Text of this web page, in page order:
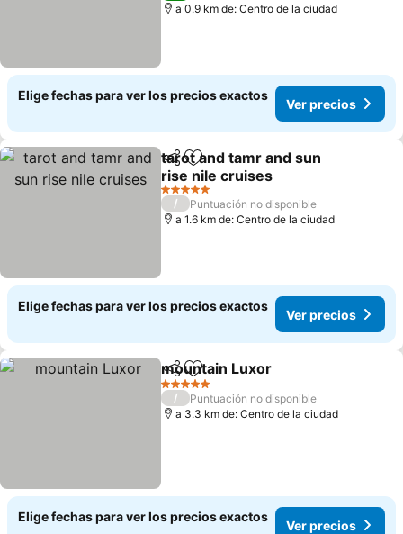
a 0.9 km de: Centro de la ciudad
Elige fechas para ver los precios exactos
Ver precios
CompartirAgregar a favoritos
tarot and tamr and sun
rise nile cruises
Ver precios
5 Estrellas
/
Puntuación no disponible
a 1.6 km de: Centro de la ciudad
Elige fechas para ver los precios exactos
Ver precios
CompartirAgregar a favoritos
mountain Luxor
5 Estrellas
/
Puntuación no disponible
a 3.3 km de: Centro de la ciudad
Elige fechas para ver los precios exactos
Ver precios